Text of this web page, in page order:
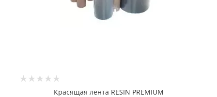
Красящая лента RESIN PREMIUM